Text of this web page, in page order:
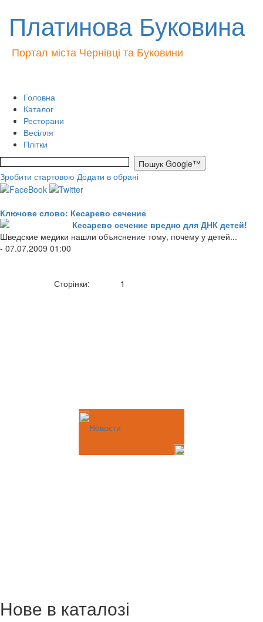
Платинова Буковина
Портал міста Чернівці та Буковини
Головна
Каталог
Ресторани
Весілля
Плітки
Зробити стартовою Додати в обрані
Ключове слово: Кесарево сечение
Кесарево сечение вредно для ДНК детей!
Шведские медики нашли объяснение тому, почему у детей...
- 07.07.2009 01:00
Сторінки: 1
Новости
Нове в каталозі